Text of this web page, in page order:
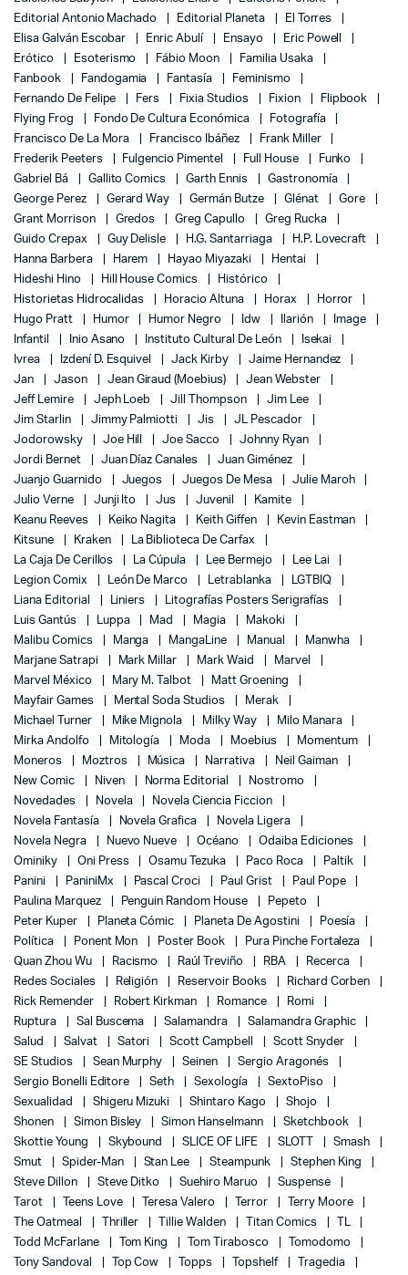
Editorial Antonio Machado
Editorial Planeta
El Torres
Elisa Galván Escobar
Enric Abulí Ensayo
Eric Powell
Erótico
Esoterismo Fábio Moon
Familia Usaka
Fanbook
Fandogamia Fantasía
Feminismo
Fernando De Felipe
Fers Fixia Studios Fixion
Flipbook
Flying Frog
Fondo De Cultura Económica
Fotografía
Francisco De La Mora
Francisco Ibáñez
Frank Miller
Frederik Peeters
Fulgencio Pimentel Full House
Funko
Gabriel Bá
Gallito Comics Garth Ennis
Gastronomía
George Perez
Gerard Way Germán Butze Glénat
Gore
Grant Morrison
Gredos Greg Capullo
Greg Rucka
Guido Crepax
Guy Delisle H.G. Santarriaga
H.P. Lovecraft
Hanna Barbera
Harem Hayao Miyazaki
Hentai
Hideshi Hino
Hill House Comics
Histórico
Historietas Hidrocalidas
Horacio Altuna Horax
Horror
Hugo Pratt
Humor Humor Negro Idw Ilarión
Image
Infantil
Inio Asano Instituto Cultural De León
Isekai
Ivrea
Izdení D. Esquivel Jack Kirby
Jaime Hernandez
Jan
Jason Jean Giraud (Moebius)
Jean Webster
Jeff Lemire
Jeph Loeb Jill Thompson
Jim Lee
Jim Starlin
Jimmy Palmiotti Jis
JL Pescador
Jodorowsky
Joe Hill Joe Sacco
Johnny Ryan
Jordi Bernet
Juan Díaz Canales
Juan Giménez
Juanjo Guarnido
Juegos Juegos De Mesa
Julie Maroh
Julio Verne
Junji Ito Jus Juvenil
Kamite
Keanu Reeves
Keiko Nagita Keith Giffen
Kevin Eastman
Kitsune
Kraken
La Biblioteca De Carfax
La Caja De Cerillos
La Cúpula Lee Bermejo
Lee Lai
Legion Comix
León De Marco Letrablanka
LGTBIQ
Liana Editorial
Liniers
Litografías Posters Serigrafías
Luis Gantús
Luppa Mad Magia
Makoki
Malibu Comics
Manga MangaLine Manual
Manwha
Marjane Satrapi
Mark Millar Mark Waid
Marvel
Marvel México
Mary M. Talbot
Matt Groening
Mayfair Games
Mental Soda Studios
Merak
Michael Turner
Mike Mignola Milky Way
Milo Manara
Mirka Andolfo
Mitología Moda Moebius
Momentum
Moneros
Moztros Música Narrativa
Neil Gaiman
New Comic
Niven Norma Editorial
Nostromo
Novedades
Novela
Novela Ciencia Ficcion
Novela Fantasía
Novela Grafica
Novela Ligera
Novela Negra
Nuevo Nueve Océano
Odaiba Ediciones
Ominiky
Oni Press Osamu Tezuka Paco Roca
Paltik
Panini
PaniniMx Pascal Croci Paul Grist
Paul Pope
Paulina Marquez
Penguin Random House
Pepeto
Peter Kuper
Planeta Cómic Planeta De Agostini
Poesía
Política
Ponent Mon Poster Book
Pura Pinche Fortaleza
Quan Zhou Wu
Racismo Raúl Treviño RBA
Recerca
Redes Sociales
Religión Reservoir Books
Richard Corben
Rick Remender
Robert Kirkman Romance
Romi
Ruptura
Sal Buscema Salamandra
Salamandra Graphic
Salud
Salvat Satori Scott Campbell
Scott Snyder
SE Studios
Sean Murphy Seinen
Sergio Aragonés
Sergio Bonelli Editore
Seth Sexología
SextoPiso
Sexualidad
Shigeru Mizuki Shintaro Kago
Shojo
Shonen
Simon Bisley Simon Hanselmann
Sketchbook
Skottie Young
Skybound SLICE OF LIFE SLOTT
Smash
Smut
Spider-Man Stan Lee Steampunk
Stephen King
Steve Dillon
Steve Ditko Suehiro Maruo
Suspense
Tarot
Teens Love Teresa Valero Terror
Terry Moore
The Oatmeal
Thriller Tillie Walden Titan Comics
TL
Todd McFarlane
Tom King Tom Tirabosco
Tomodomo
Tony Sandoval
Top Cow Topps Topshelf Tragedia